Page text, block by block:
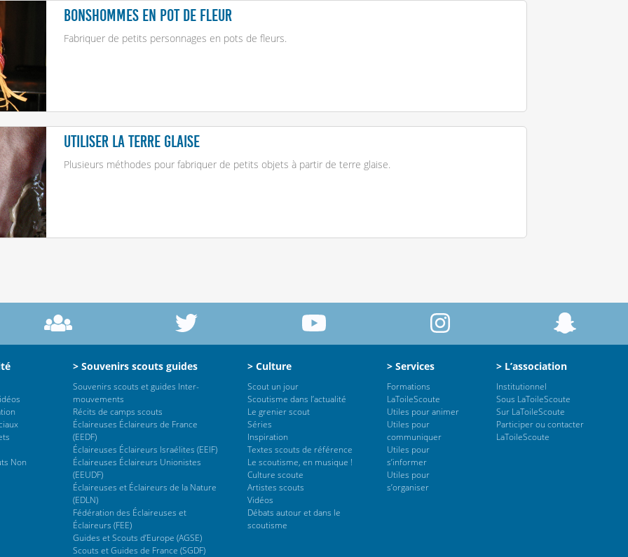
Bonshommes en pot de fleur
Fabriquer de petits personnages en pots de fleurs.
Utiliser la terre glaise
Plusieurs méthodes pour fabriquer de petits objets à partir de terre glaise.
Non
> Souvenirs scouts guides
Souvenirs scouts et guides Inter-
mouvements
Récits de camps scouts
Éclaireuses Éclaireurs de France
(EEDF)
Éclaireuses Éclaireurs Israélites (EEIF)
Éclaireuses Éclaireurs Unionistes
(EEUDF)
Éclaireuses et Éclaireurs de la Nature
(EDLN)
Fédération des Éclaireuses et
Éclaireurs (FEE)
Guides et Scouts d’Europe (AGSE)
Scouts et Guides de France (SGDF)
> Culture
Scout un jour
Scoutisme dans l’actualité
Le grenier scout
Séries
Inspiration
Textes scouts de référence
Le scoutisme, en musique !
Culture scoute
Artistes scouts
Vidéos
Débats autour et dans le
scoutisme
> Services
Formations
LaToileScoute
Utiles pour animer
Utiles pour
communiquer
Utiles pour
s’informer
Utiles pour
s’organiser
> L’association
Institutionnel
Sous LaToileScoute
Sur LaToileScoute
Participer ou contacter
LaToileScoute